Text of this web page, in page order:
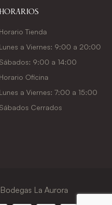
Horarios
Horario Tienda
Lunes a Viernes: 9:00 a 20:00
Sábados: 9:00 a 14:00
Horario Oficina
Lunes a Viernes: 7:00 a 15:00
Sábados Cerrados
La Aurora